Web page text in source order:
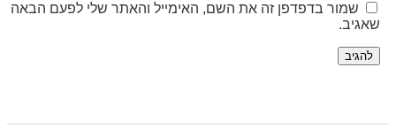
שמור בדפדפן זה את השם, האימייל והאתר שלי לפעם הבאה